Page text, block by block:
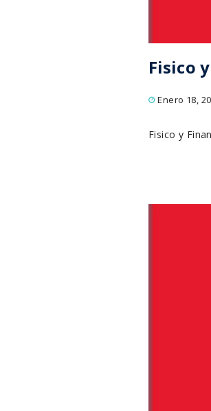
Fisico
Enero 18,
Fisico y